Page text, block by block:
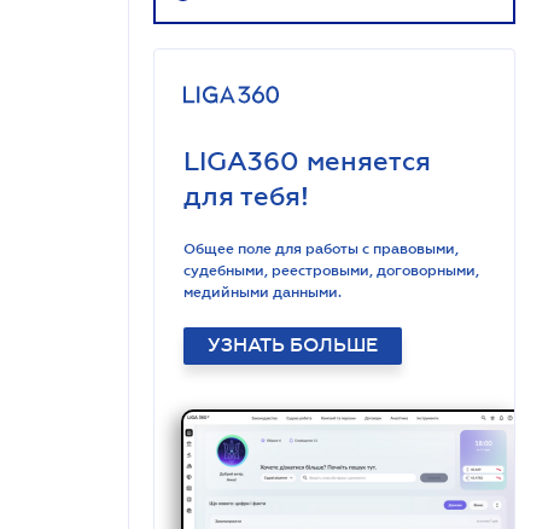
LIGA360 меняется
для тебя!
Общее поле для работы с правовыми,
судебными, реестровыми, договорными,
медийными данными.
УЗНАТЬ БОЛЬШЕ